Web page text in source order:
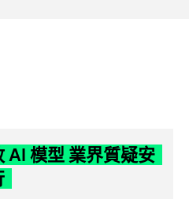
AI 模型 業界質疑安